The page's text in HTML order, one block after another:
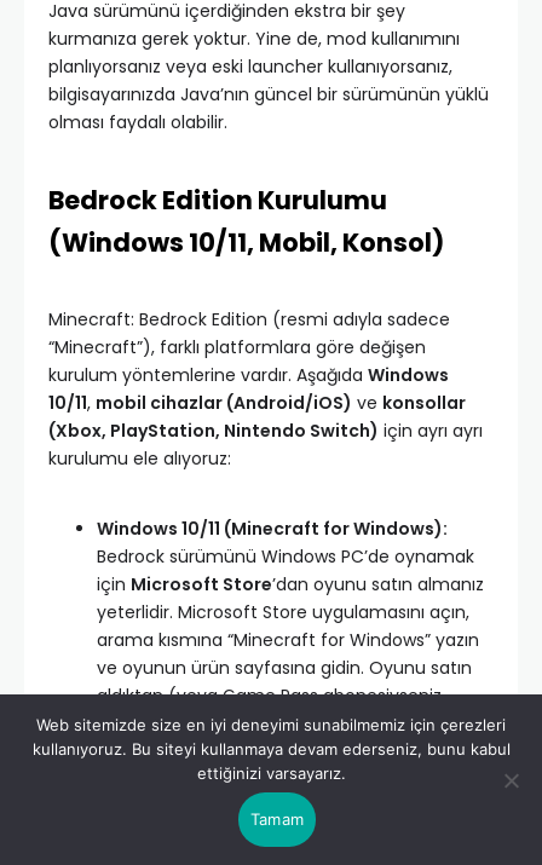
Java sürümünü içerdiğinden ekstra bir şey
kurmanıza gerek yoktur. Yine de, mod kullanımını
planlıyorsanız veya eski launcher kullanıyorsanız,
bilgisayarınızda Java’nın güncel bir sürümünün yüklü
olması faydalı olabilir.
Bedrock Edition Kurulumu
(Windows 10/11, Mobil, Konsol)
Minecraft: Bedrock Edition (resmi adıyla sadece
“Minecraft”), farklı platformlara göre değişen
kurulum yöntemlerine vardır. Aşağıda Windows
10/11, mobil cihazlar (Android/iOS) ve konsollar
(Xbox, PlayStation, Nintendo Switch) için ayrı ayrı
kurulumu ele alıyoruz:
Windows 10/11 (Minecraft for Windows):
Bedrock sürümünü Windows PC’de oynamak
için Microsoft Store’dan oyunu satın almanız
yeterlidir. Microsoft Store uygulamasını açın,
arama kısmına “Minecraft for Windows” yazın
ve oyunun ürün sayfasına gidin. Oyunu satın
aldıktan (veya Game Pass abonesiyseniz
doğrudan) “Yükle” butonuna tıklayarak indirme
ve kurulum işlemini başlatın. Kurulum
tamamlandığında Başlat Menüsü’nden veya
Xbox uygulamasından Minecraft’ı
çalıştırabilirsiniz. Ayrıca, bir önceki bölümde
Web sitemizde size en iyi deneyimi sunabilmemiz için çerezleri
kullanıyoruz. Bu siteyi kullanmaya devam ederseniz, bunu kabul
ettiğinizi varsayarız.
Tamam